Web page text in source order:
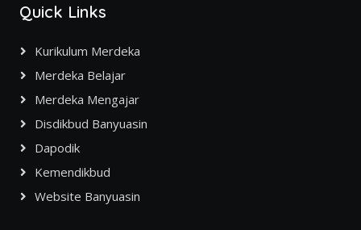
Quick Links
Kurikulum Merdeka
Merdeka Belajar
Merdeka Mengajar
Disdikbud Banyuasin
Dapodik
Kemendikbud
Website Banyuasin